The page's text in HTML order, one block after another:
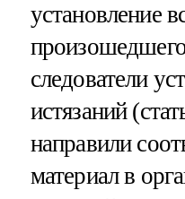
установление
следователи
истязаний
направили
материал в